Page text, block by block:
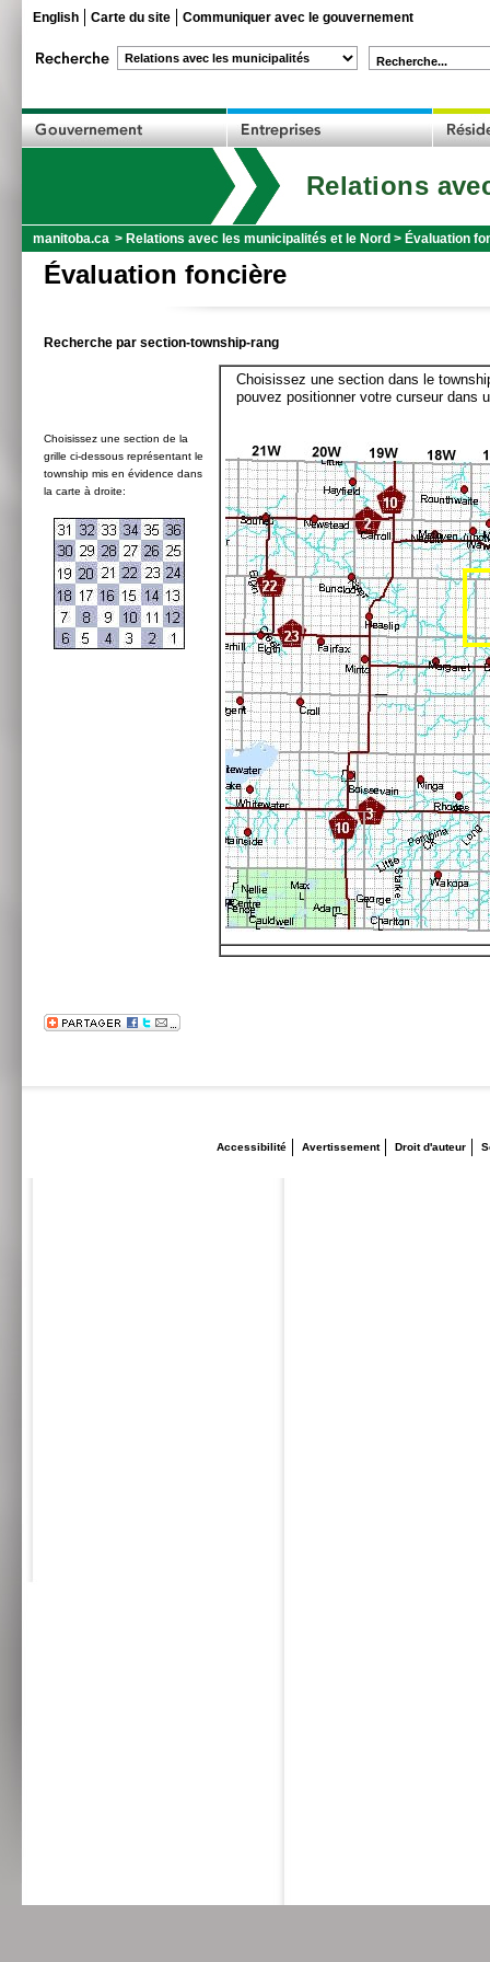
English Carte du site Communiquer avec le gouvernement
Recherche...
Relations
manitoba.ca > Relations avec les municipalités et le Nord > Évaluation
Évaluation foncière
Recherche par section-township-rang
Choisissez une section de la
grille ci-dessous représentant le
township mis en évidence dans
la carte à droite:
Choisissez une section dans le
pouvez positionner votre curseur dans
Accessibilité Avertissement Droit d'auteur